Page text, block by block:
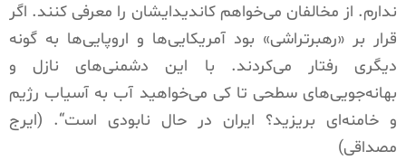
ندارم. از مخالفان می‌خواهم کاندیدایشان را معرفی کنند. اگر
قرار بر «رهبرتراشی» بود آمریکایی‌ها و اروپایی‌ها به گونه‌
دیگری رفتار می‌کردند. با این دشمنی‌های نازل و
بهانه‌جویی‌های سطحی تا کی‌ می‌خواهید آب به آسیاب رژیم
و خامنه‌ای بریزید؟ ایران در حال نابودی است“. (ایرج
مصداقی)